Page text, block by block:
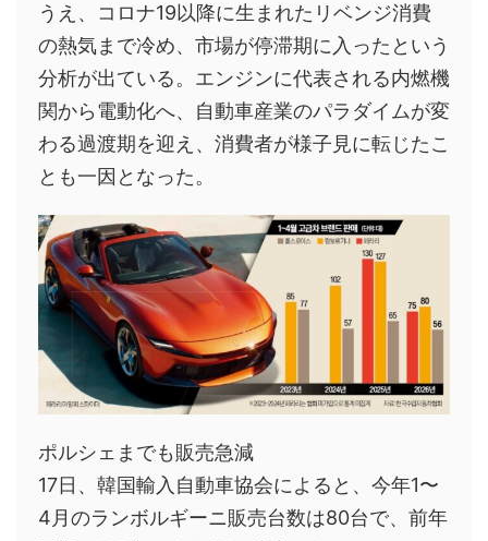
うえ、コロナ19以降に生まれたリベンジ消費
の熱気まで冷め、市場が停滞期に入ったという
分析が出ている。エンジンに代表される内燃機
関から電動化へ、自動車産業のパラダイムが変
わる過渡期を迎え、消費者が様子見に転じたこ
とも一因となった。
ポルシェまでも販売急減
17日、韓国輸入自動車協会によると、今年1〜
4月のランボルギーニ販売台数は80台で、前年